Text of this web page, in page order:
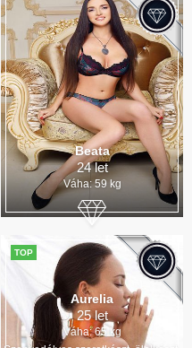
Beata
24 let
Váha: 59 kg
TOP
Aurelia
25 let
Váha: 65 kg